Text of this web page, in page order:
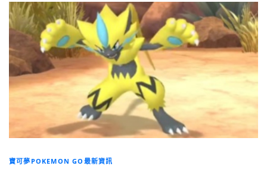
寶可夢POKEMON GO最新資訊